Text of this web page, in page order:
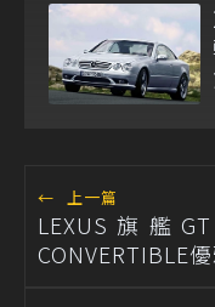
← 上一篇
LEXUS旗艦
CONVERTIBLE